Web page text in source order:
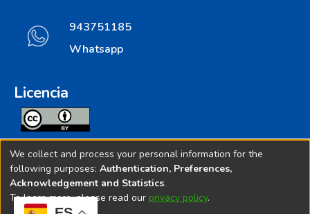
943751185
Whatsapp
Licencia
Todos los contenidos de repositorio.ins.gob.pe estan
licenciados bajo
Creative Commoms License
We collect and process your personal information for the
following purposes: Authentication, Preferences,
Acknowledgement and Statistics.
To learn more, please read our privacy policy.